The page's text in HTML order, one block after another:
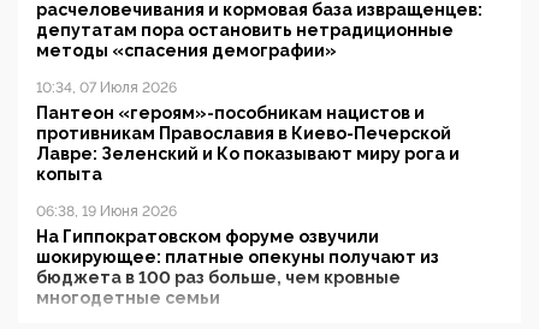
расчеловечивания и кормовая база извращенцев:
депутатам пора остановить нетрадиционные
методы «спасения демографии»
10:34, 07 Июля 2026
Пантеон «героям»-пособникам нацистов и
противникам Православия в Киево-Печерской
Лавре: Зеленский и Ко показывают миру рога и
копыта
06:38, 19 Июня 2026
На Гиппократовском форуме озвучили
шокирующее: платные опекуны получают из
бюджета в 100 раз больше, чем кровные
многодетные семьи